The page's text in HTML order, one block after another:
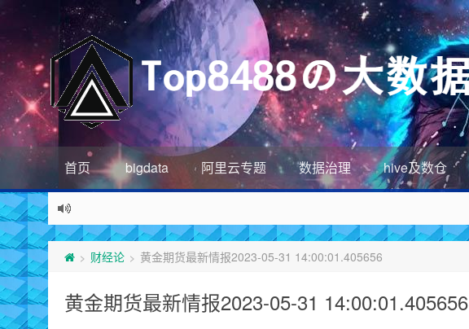
首页 bigdata 阿里云专题 数据治理 hive及数仓
> 财经论 > 黄金期货最新情报2023-05-31 14:00:01.405656
黄金期货最新情报2023-05-31 14:00:01.405656